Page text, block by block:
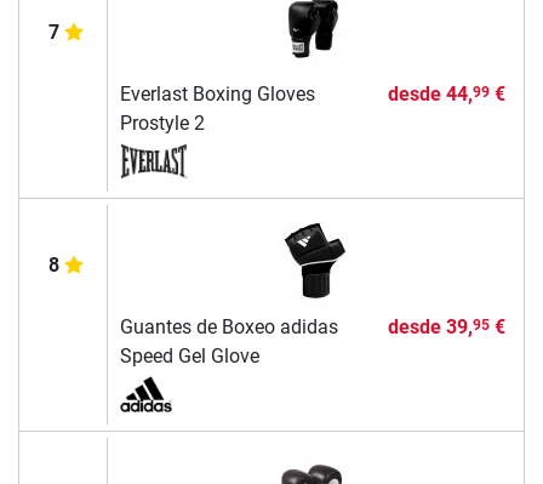
7
Everlast Boxing Gloves
Prostyle 2
desde 44,99€
8
Guantes de Boxeo adidas
Speed Gel Glove
desde 39,95€